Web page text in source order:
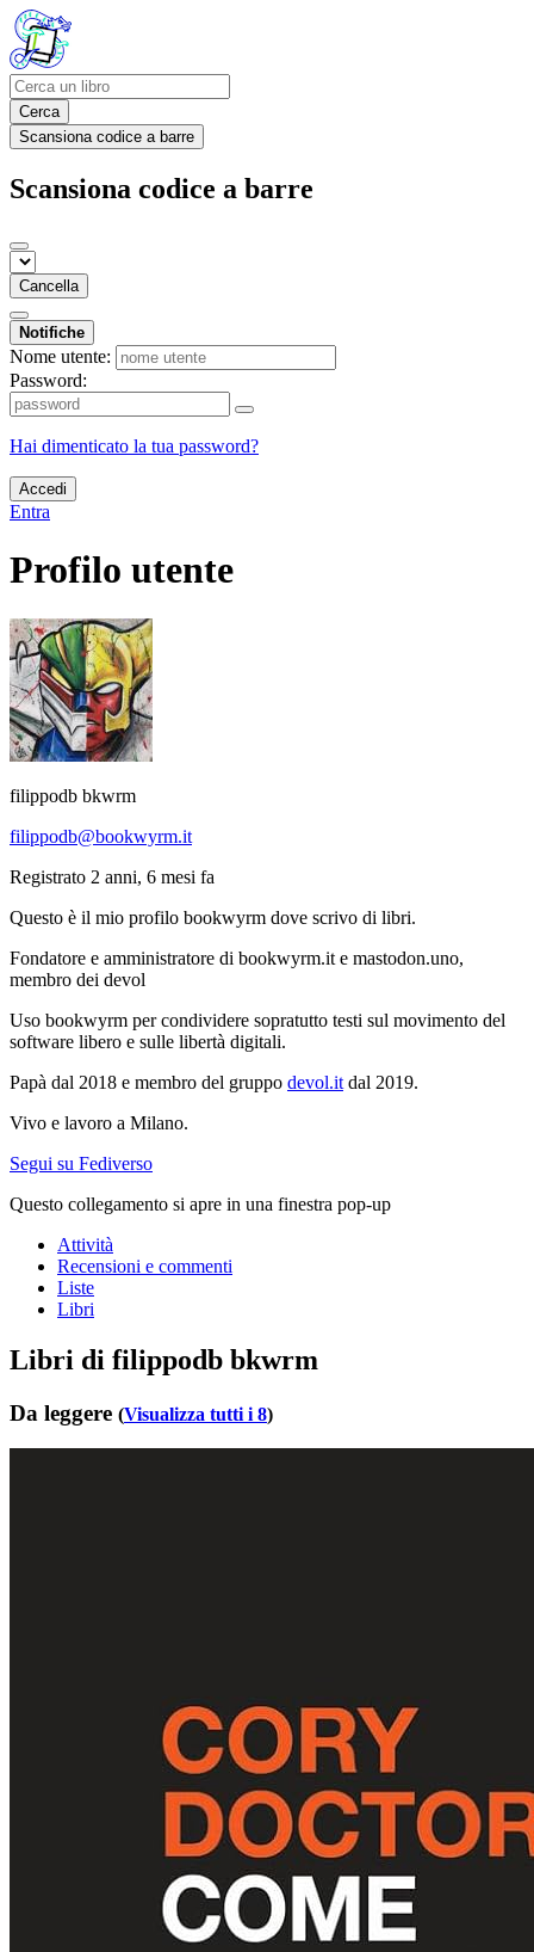
Cerca
Scansiona codice a barre
Scansiona codice a barre
Cancella
Notifiche
Nome utente:
Password:
Hai dimenticato la tua password?
Accedi
Entra
Profilo utente
filippodb bkwrm
filippodb@bookwyrm.it
Registrato 2 anni, 6 mesi fa
Questo è il mio profilo bookwyrm dove scrivo di libri.
Fondatore e amministratore di bookwyrm.it e mastodon.uno,
membro dei devol
Uso bookwyrm per condividere sopratutto testi sul movimento del
software libero e sulle libertà digitali.
Papà dal 2018 e membro del gruppo devol.it dal 2019.
Vivo e lavoro a Milano.
Segui su Fediverso
Questo collegamento si apre in una finestra pop-up
Attività
Recensioni e commenti
Liste
Libri
Libri di filippodb bkwrm
Da leggere (Visualizza tutti i 8)